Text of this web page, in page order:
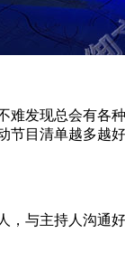
难发现总会有各
节目清单越多越
，与主持人沟通